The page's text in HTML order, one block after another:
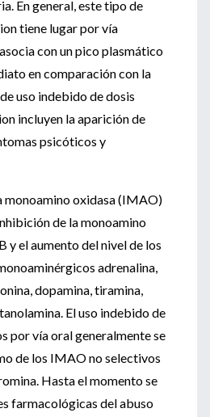
En general, este tipo de
tiene lugar por vía
con un pico plasmático
en comparación con la
uso indebido de dosis
incluyen la aparición de
psicóticos y
monoamino oxidasa (IMAO)
de la monoamino
y el aumento del nivel de los
adrenalina,
dopamina, tiramina,
El uso indebido de
por vía oral generalmente se
de los IMAO no selectivos
Hasta el momento se
farmacológicas del abuso